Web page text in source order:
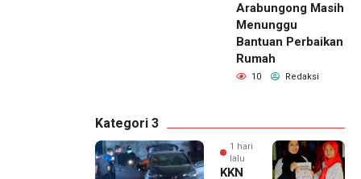
Arabungong Masih
Menunggu
Bantuan Perbaikan
Rumah
10 Redaksi
Kategori 3
1 hari
lalu
KKN